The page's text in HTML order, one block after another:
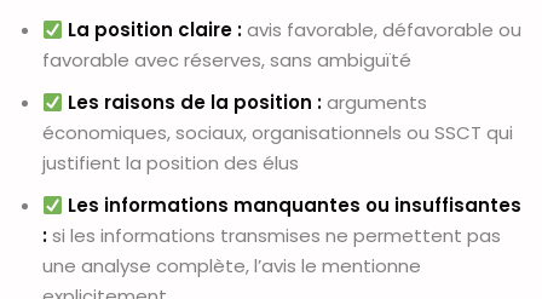
La position claire :avis favorable, défavorable ou
favorable avec réserves, sans ambiguïté
Les raisons de la position :arguments
économiques, sociaux, organisationnels ou SSCT qui
justifient la position des élus
Les informations manquantes ou insuffisantes
:si les informations transmises ne permettent pas
une analyse complète, l’avis le mentionne